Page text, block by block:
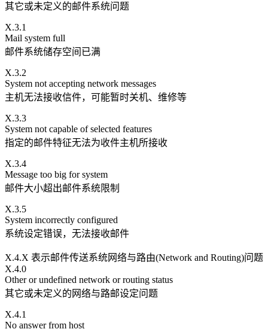
其它或未定义的邮件系统问题
X.3.1
Mail system full
邮件系统储存空间已满
X.3.2
System not accepting network messages
主机无法接收信件，可能暂时关机、维修等
X.3.3
System not capable of selected features
指定的邮件特征无法为收件主机所接收
X.3.4
Message too big for system
邮件大小超出邮件系统限制
X.3.5
System incorrectly configured
系统设定错误，无法接收邮件
X.4.X 表示邮件传送系统网络与路由(Network and Routing)问题
X.4.0
Other or undefined network or routing status
其它或未定义的网络与路邮设定问题
X.4.1
No answer from host